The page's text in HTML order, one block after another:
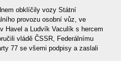
obklíčily vozy Státní
provozu osobní vůz, ve
Havel a Ludvík Vaculík s hercem
vládě ČSSR, Federálnímu
77 se všemi podpisy a zaslali